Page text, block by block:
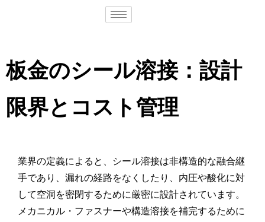
板金のシール溶接：設計
限界とコスト管理
業界の定義によると、シール溶接は非構造的な融合継
手であり、漏れの経路をなくしたり、内圧や酸化に対
して空洞を密閉するために厳密に設計されています。
メカニカル・ファスナーや構造溶接を補完するために